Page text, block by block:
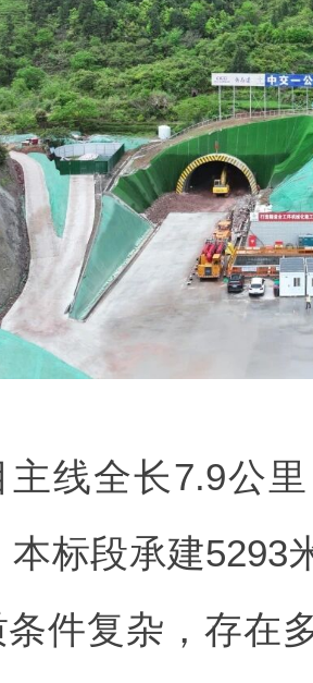
主线全长7.9公
本标段承建5293
件复杂，存在